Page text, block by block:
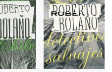
of 2008
reclusive German author; a N
assignment; a widowed
love with an elusive older w